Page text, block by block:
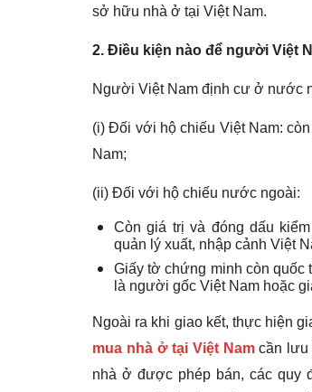
sở hữu nhà ở tại Việt Nam.
2. Điều kiện nào để người Việt
Người Việt Nam định cư ở nước
(i) Đối với hộ chiếu Việt Nam:
Nam;
(ii) Đối với hộ chiếu nước ngoài:
Còn giá trị và đóng dấu
quản lý xuất, nhập cảnh Việt
Giấy tờ chứng minh còn quốc
là người gốc Việt Nam hoặc
Ngoài ra khi giao kết, thực hiện
mua nhà ở tại Việt Namcần lưu
nhà ở được phép bán, các quy